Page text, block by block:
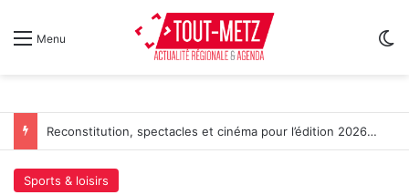
Menu
Reconstitution, spectacles et cinéma pour l’édition 2026 de « Ça tombe comme à Gravelotte »
Sports & loisirs